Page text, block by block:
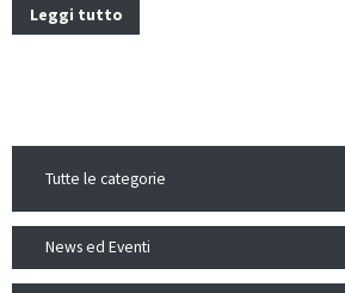
Leggi tutto
Tutte le categorie
News ed Eventi